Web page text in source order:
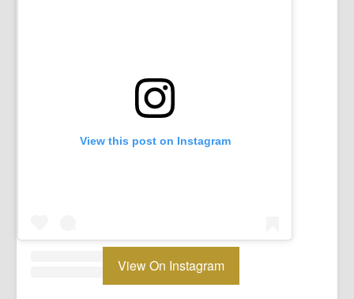
View this post on Instagram
View On Instagram